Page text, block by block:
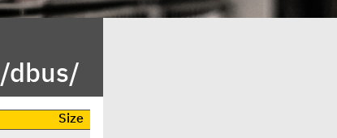
dbus/
Size